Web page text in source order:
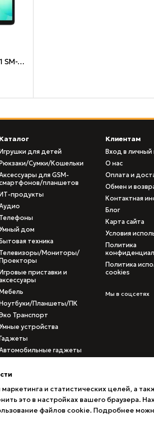
Samsung Galaxy Tab A11 SM-X315 8/128Gb 5G Grey _
Каталог
для детей
Сумки/Кошельки
для GSM-
планшетов
продукты
Телефоны
дом
техника
Телевизоры/Мониторы/
приставки и
Планшеты/ПК
Транспорт
устройства
гаджеты
с поврежденными
Клиентам
Вход в личный
О нас
Оплата и
Обмен и
Контактная
Блог
Карта сайта
Условия
Политика
Политика
cookies
Мы в соцсетях
и статистических целей, а
это в настройках вашего браузера.
файлов cookie. Подробнее